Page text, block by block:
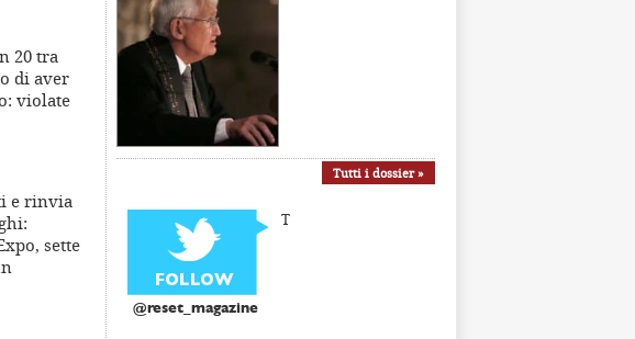
20 tra
di aver
violate
e rinvia
sette
Tutti i dossier »
@reset_magazine
T